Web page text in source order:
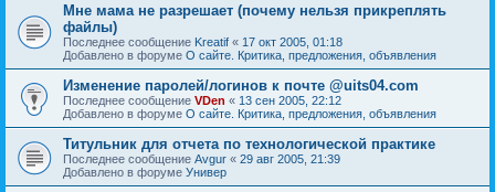
Мне мама не разрешает (почему нельзя прикреплять
файлы)
Последнее сообщение Kreatif « 17 окт 2005, 01:18
Добавлено в форуме О сайте. Критика, предложения, объявления
Изменение паролей/логинов к почте @uits04.com
Последнее сообщение VDen « 13 сен 2005, 22:12
Добавлено в форуме О сайте. Критика, предложения, объявления
Титульник для отчета по технологической практике
Последнее сообщение Avgur « 29 авг 2005, 21:39
Добавлено в форуме Универ